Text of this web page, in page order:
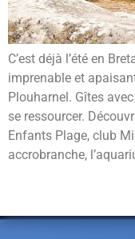
C’est déjà l’été en
imprenable et
Plouharnel. Gîtes
se ressourcer.
Enfants Plage, club
accrobranche,